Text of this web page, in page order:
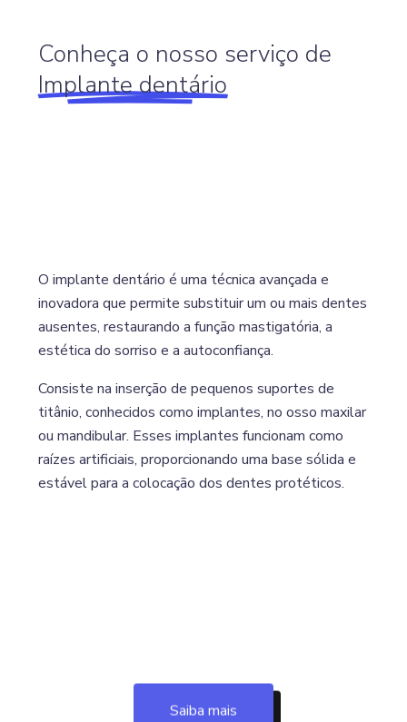
Conheça o nosso serviço de
Implante dentário
O implante dentário é uma técnica avançada e
inovadora que permite substituir um ou mais dentes
ausentes, restaurando a função mastigatória, a
estética do sorriso e a autoconfiança.
Consiste na inserção de pequenos suportes de
titânio, conhecidos como implantes, no osso maxilar
ou mandibular. Esses implantes funcionam como
raízes artificiais, proporcionando uma base sólida e
estável para a colocação dos dentes protéticos.
Saiba mais